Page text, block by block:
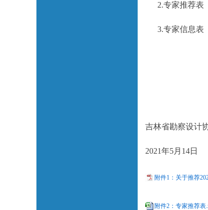
2.专家推荐表
3.专家信息表
吉林省勘察设计
2021年5月14日
附件1：关于推荐
附件2：专家推荐表